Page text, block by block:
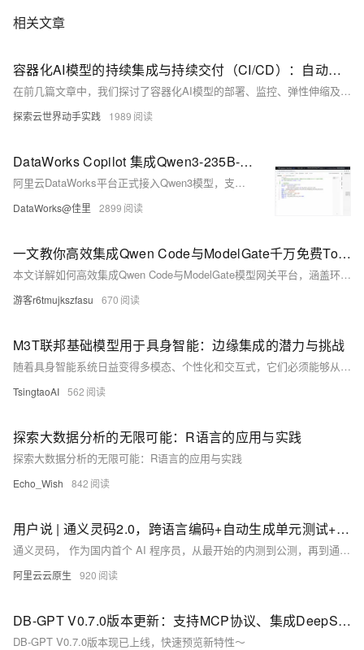
相关文章
容器化AI模型的持续集成与持续交付（CI/CD）：自动化模型更新与部署
在前几篇文章中，我们探讨了容器化AI模型的部署、监控、弹性伸缩及安全防护。为加速模型迭代以适应新数据和业务需求，需实现容器化AI模型的持续集成与持续交付（CI/CD）。CI/CD通过自动化构建、测试和部署流程，提高模型更新速度和质量，降低部署风险，增强团队协作。使用Jenkins和Kubernetes可构建高效CI/CD流水线，自动化模型开发和部署，确保环境一致性并提升整体效率。
探索云世界动手实践 1989
DataWorks Copilot 集成Qwen3-235B-A22B混合推理模型，数据开发与分析效率再升级！
阿里云DataWorks平台正式接入Qwen3模型，支持最大235B参数量。用户可通过DataWorks Copilot智能助手调用该模型，以自然语言交互实现代码生成、优化、解释及纠错等功能，大幅提升数据开发与分析效率。Qwen3作为最新一代大语言模型，具备混合专家（MoE）和稠密（Dense）架构，适应多种应用场景，并支持MCP协议优化复杂任务处理。目前，用户可通过DataWorks Data Studio新版本体验此功能。
DataWorks@佳里 2899
一文教你高效集成Qwen Code与ModelGate千万免费Toknn模型网关平台
本文详解如何高效集成Qwen Code与ModelGate模型网关平台，涵盖环境搭建、API配置、代码生成等关键步骤，助你实现智能编程与多模型管理，大幅提升AI开发效率。
游客r6tmujkszfasu 670
M3T联邦基础模型用于具身智能：边缘集成的潜力与挑战
随着具身智能系统日益变得多模态、个性化和交互式，它们必须能够从多样化的感官输入中有效学习，持续适应用户偏好，并在资源和隐私约束下安全运行。这些挑战凸显了对能够在模型泛化与个性化之间取得平衡的同时实现快速、情境感知自适应能力的机器学习模型的迫切需求。在此背景下，两种方法脱颖而出，各自提供了部分所需能力：FMs为跨任务和跨模态的泛化提供了一条路径，FL）则为分布式、隐私保护的模型更新和用户级模型个性化提供了基础设施。然而，单独使用时，这两种方法都无法满足现实世界中具身环境复杂且多样化的能力要求。
TsingtaoAI 562
探索大数据分析的无限可能：R语言的应用与实践
探索大数据分析的无限可能：R语言的应用与实践
Echo_Wish 842
用户说 | 通义灵码2.0，跨语言编码+自动生成单元测试+集成DeepSeek模型且免费使用
通义灵码， 作为国内首个 AI 程序员，从最开始的内测到公测，再到通义灵码正式发布第一时间使用，再到后来使用企业定制版的通义灵码，再再再到现在通义灵码2.0，我可以说“用着”通义灵码成长的为数不多的程序员之一了吧。咱闲言少叙，直奔主题！今天，我会聊一聊通义灵码的新功能和通义灵码2.0与1.0的体验感。
阿里云云原生 920
DB-GPT V0.7.0版本更新：支持MCP协议、集成DeepSeek R1模型、GraphRAG检索链路增强、架构全面升级等
DB-GPT V0.7.0版本现已上线，快速预览新特性～